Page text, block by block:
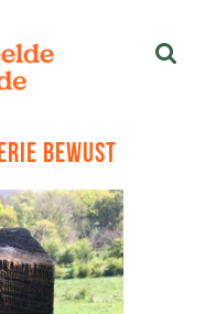
BEWUST